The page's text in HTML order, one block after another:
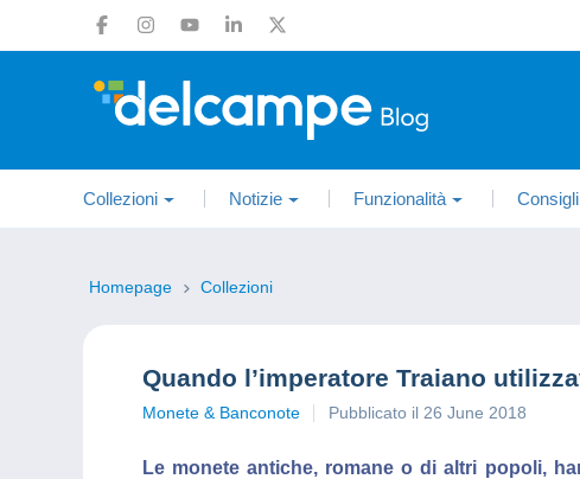
Collezioni Notizie Funzionalità
Homepage Collezioni
Quando l’imperatore Traiano
Monete & Banconote Pubblicato il 26 June 2018
Le monete antiche, romane o di altri popoli,